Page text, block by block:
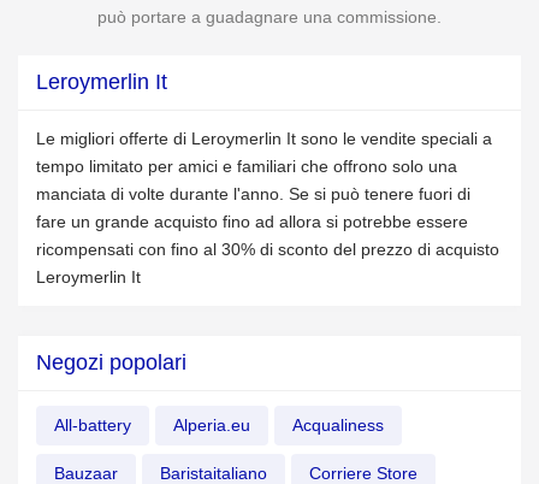
può portare a guadagnare una commissione.
Leroymerlin It
Le migliori offerte di Leroymerlin It sono le vendite speciali a
tempo limitato per amici e familiari che offrono solo una
manciata di volte durante l'anno. Se si può tenere fuori di
fare un grande acquisto fino ad allora si potrebbe essere
ricompensati con fino al 30% di sconto del prezzo di acquisto
Leroymerlin It
Negozi popolari
All-battery Alperia.eu Acqualiness
Bauzaar Baristaitaliano Corriere Store